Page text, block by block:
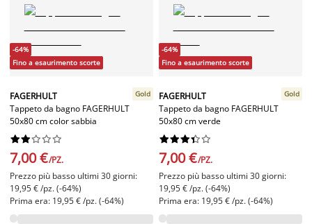
-64%
Fino a esaurimento scorte
FAGERHULT
Tappeto da bagno FAGERHULT
50x80 cm color sabbia
Gold






7,00 €/PZ.
Prezzo più basso ultimi 30 giorni:
19,95 € /pz. (-64%)
Prima era: 19,95 € /pz. (-64%)
-64%
Fino a esaurimento scorte
FAGERHULT
Tappeto da bagno FAGERHULT
50x80 cm verde
Gold






7,00 €/PZ.
Prezzo più basso ultimi 30 giorni:
19,95 € /pz. (-64%)
Prima era: 19,95 € /pz. (-64%)